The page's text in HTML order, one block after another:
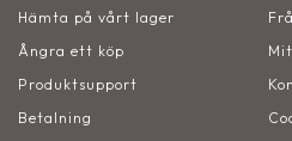
Hämta på vårt lager
Ångra ett köp
Produktsupport
Betalning